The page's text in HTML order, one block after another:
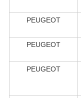
PEUGEOT
PEUGEOT
PEUGEOT